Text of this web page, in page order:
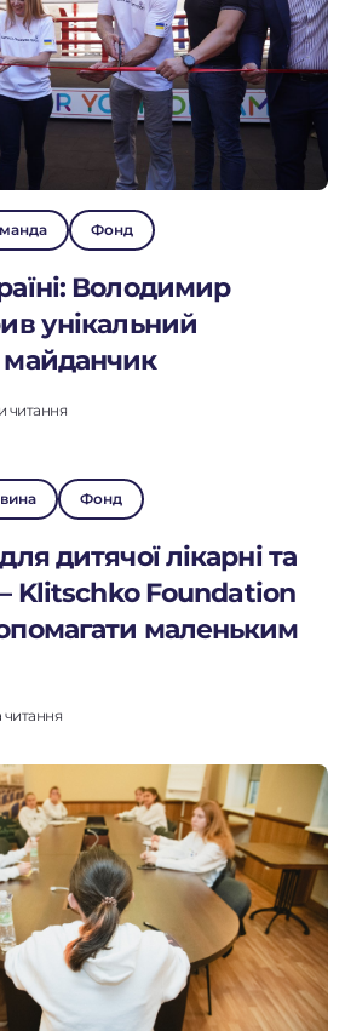
Фонд
Володимир
унікальний
майданчик
читання
Фонд
дитячої лікарні та
Klitschko Foundation
маленьким
читання